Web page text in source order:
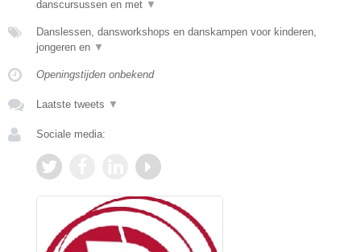
danscursussen en met ▼
Danslessen, dansworkshops en danskampen voor kinderen,
jongeren en ▼
Openingstijden onbekend
Laatste tweets ▼
Sociale media: